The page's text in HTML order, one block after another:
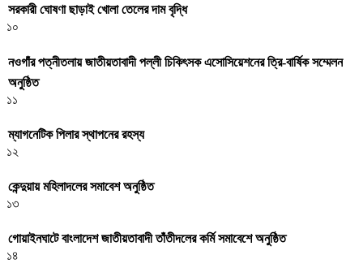
সরকারী ঘােষণা ছাড়াই খােলা তেলের দাম বৃদ্ধি
১০
নওগাঁর পত্নীতলায় জাতীয়তাবাদী পল্লী চিকিৎসক এসোসিয়েশনের ত্রি-বার্ষিক সম্মেলন
অনুষ্ঠিত
১১
ম্যাগনেটিক পিলার স্থাপনের রহস্য
১২
কেন্দুয়ায় মহিলাদলের সমাবেশ অনুষ্ঠিত
১৩
গোয়াইনঘাটে বাংলাদেশ জাতীয়তাবাদী তাঁতীদলের কর্মি সমাবেশে অনুষ্ঠিত
১৪